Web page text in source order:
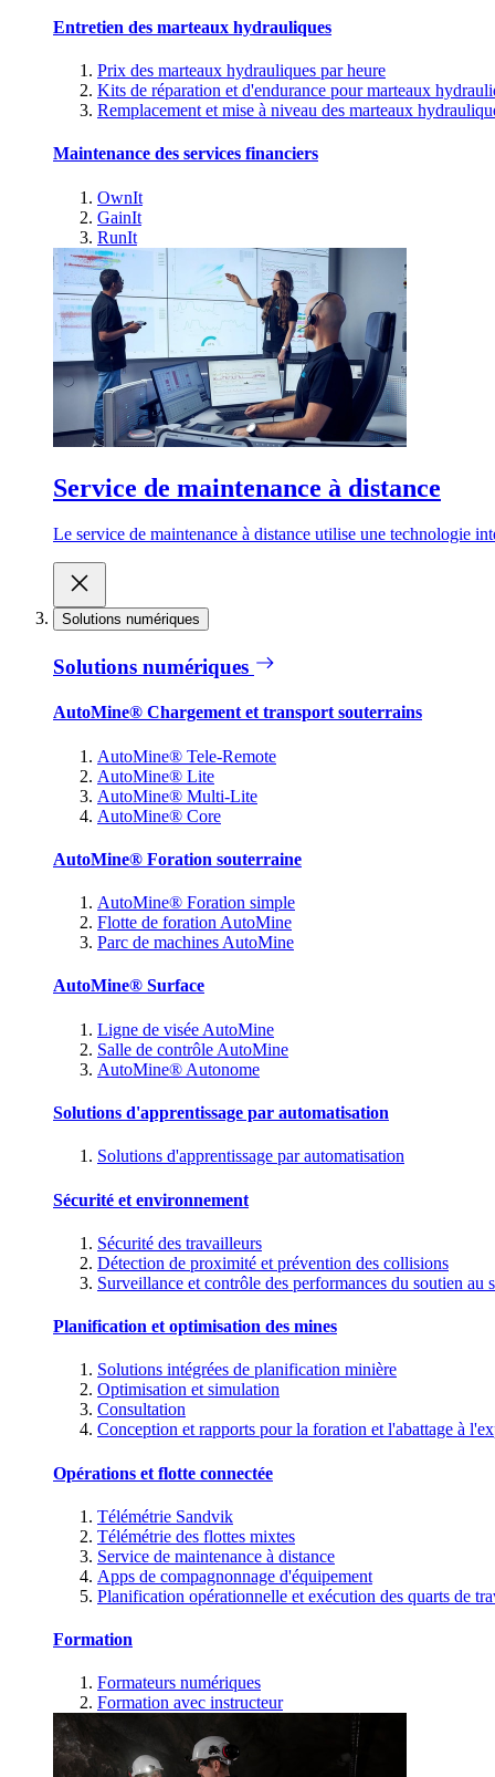
Entretien des marteaux hydrauliques
Prix des marteaux hydrauliques par heure
Kits de réparation et d'endurance pour marteaux
Remplacement et mise à niveau des marteaux
Maintenance des services financiers
OwnIt
GainIt
RunIt
Service de maintenance à distance
Le service de maintenance à distance utilise une technologie
Solutions numériques
Solutions numériques
AutoMine® Chargement et transport souterrains
AutoMine® Tele-Remote
AutoMine® Lite
AutoMine® Multi-Lite
AutoMine® Core
AutoMine® Foration souterraine
AutoMine® Foration simple
Flotte de foration AutoMine
Parc de machines AutoMine
AutoMine® Surface
Ligne de visée AutoMine
Salle de contrôle AutoMine
AutoMine® Autonome
Solutions d'apprentissage par automatisation
Solutions d'apprentissage par automatisation
Sécurité et environnement
Sécurité des travailleurs
Détection de proximité et prévention des collisions
Surveillance et contrôle des performances du soutien au
Planification et optimisation des mines
Solutions intégrées de planification minière
Optimisation et simulation
Consultation
Conception et rapports pour la foration et l'abattage à
Opérations et flotte connectée
Télémétrie Sandvik
Télémétrie des flottes mixtes
Service de maintenance à distance
Apps de compagnonnage d'équipement
Planification opérationnelle et exécution des quarts de
Formation
Formateurs numériques
Formation avec instructeur